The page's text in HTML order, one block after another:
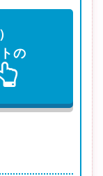
）
の